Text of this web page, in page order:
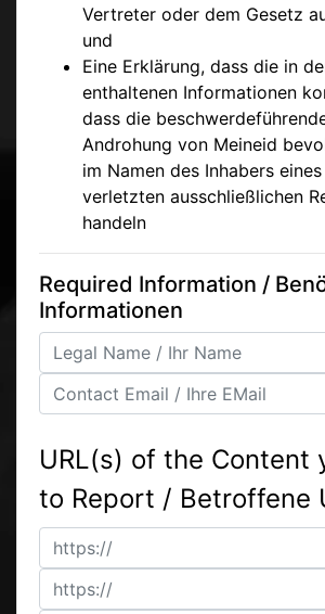
Vertreter oder dem Gesetz
und
Eine Erklärung, dass die in
enthaltenen Informationen
dass die
Androhung von Meineid
im Namen des Inhabers
verletzten ausschließlichen
handeln
Required Information /
Informationen
URL(s) of the Content
to Report / Betroffene